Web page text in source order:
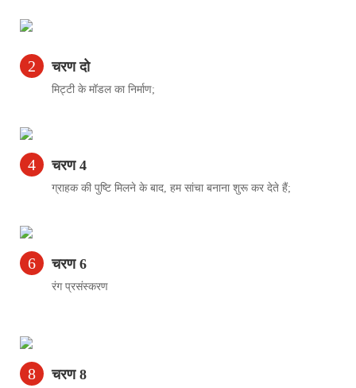
2 चरण दो
मिट्टी के मॉडल का निर्माण;
4 चरण 4
ग्राहक की पुष्टि मिलने के बाद, हम सांचा बनाना शुरू कर देते हैं;
6 चरण 6
रंग प्रसंस्करण
8 चरण 8